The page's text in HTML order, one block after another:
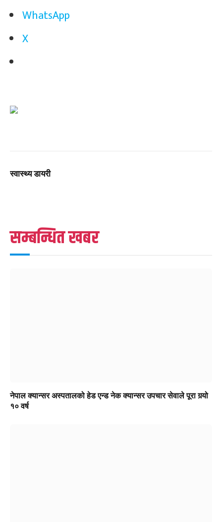
WhatsApp
X
स्वास्थ्य डायरी
सम्बन्धित खबर
नेपाल क्यान्सर अस्पतालको हेड एन्ड नेक क्यान्सर उपचार सेवाले पूरा गर्‍यो
१० वर्ष